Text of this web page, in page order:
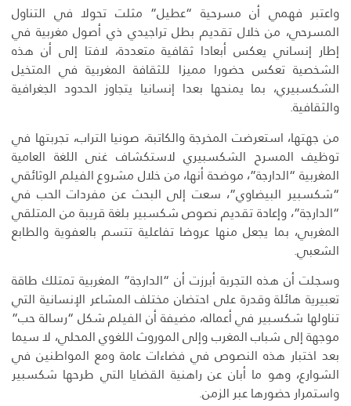
واعتبر فهمي أن مسرحية “عطيل” مثلت تحولا في التناول
المسرحي، من خلال تقديم بطل تراجيدي ذي أصول مغربية في
إطار إنساني يعكس أبعادا ثقافية متعددة، لافتا إلى أن هذه
الشخصية تعكس حضورا مميزا للثقافة المغربية في المتخيل
الشكسبيري، بما يمنحها بعدا إنسانيا يتجاوز الحدود الجغرافية
والثقافية.
من جهتها، استعرضت المخرجة والكاتبة، صونيا التراب، تجربتها في
توظيف المسرح الشكسبيري لاستكشاف غنى اللغة العامية
المغربية “الدارجة”، موضحة أنها، من خلال مشروع الفيلم الوثائقي
“شكسبير البيضاوي”، سعت إلى البحث عن مفردات الحب في
“الدارجة”، وإعادة تقديم نصوص شكسبير بلغة قريبة من المتلقي
المغربي، بما يجعل منها عروضا تفاعلية تتسم بالعفوية والطابع
الشعبي.
وسجلت أن هذه التجربة أبرزت أن “الدارجة” المغربية تمتلك طاقة
تعبيرية هائلة وقدرة على احتضان مختلف المشاعر الإنسانية التي
تناولها شكسبير في أعماله، مضيفة أن الفيلم شكل “رسالة حب”
موجهة إلى شباب المغرب وإلى الموروث اللغوي المحلي، لا سيما
بعد اختبار هذه النصوص في فضاءات عامة ومع المواطنين في
الشوارع، وهو ما أبان عن راهنية القضايا التي طرحها شكسبير
واستمرار حضورها عبر الزمن.